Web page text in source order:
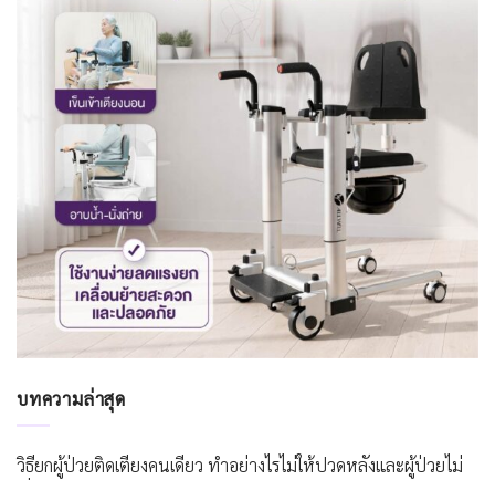
บทความล่าสุด
วิธียกผู้ป่วยติดเตียงคนเดียว ทำอย่างไรไม่ให้ปวดหลังและผู้ป่วยไม่